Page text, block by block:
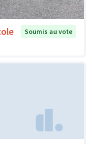
Soumis au vote